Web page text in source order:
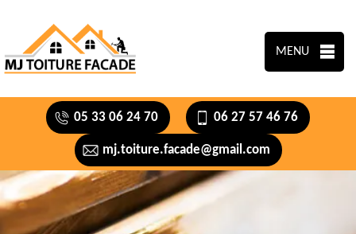
MENU
05 33 06 24 70 06 27 57 46 76
mj.toiture.facade@gmail.com